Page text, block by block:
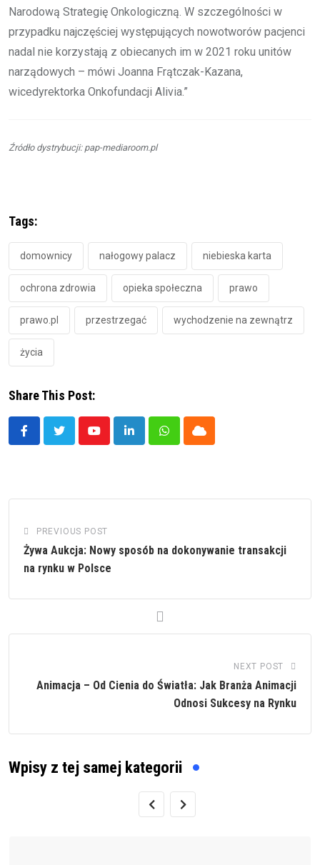
Narodową Strategię Onkologiczną. W szczególności w
przypadku najczęściej występujących nowotworów pacjenci
nadal nie korzystają z obiecanych im w 2021 roku unitów
narządowych – mówi Joanna Frątczak-Kazana,
wicedyrektorka Onkofundacji Alivia.”
Źródło dystrybucji: pap-mediaroom.pl
Tags:
domownicy nałogowy palacz niebieska karta
ochrona zdrowia opieka społeczna prawo
prawo.pl przestrzegać wychodzenie na zewnątrz
życia
Share This Post:
YoutubeLinkedInWhatsappCloud
PREVIOUS POST
Żywa Aukcja: Nowy sposób na dokonywanie transakcji
na rynku w Polsce
NEXT POST
Animacja – Od Cienia do Światła: Jak Branża Animacji
Odnosi Sukcesy na Rynku
Wpisy z tej samej kategorii